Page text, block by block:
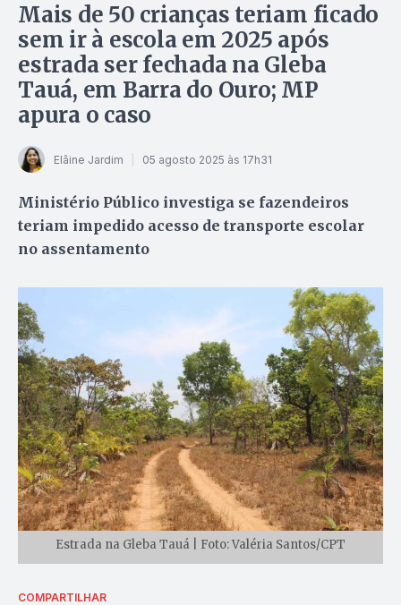
Mais de 50 crianças teriam ficado
sem ir à escola em 2025 após
estrada ser fechada na Gleba
Tauá, em Barra do Ouro; MP
apura o caso
Elâine Jardim 05 agosto 2025 às 17h31
Ministério Público investiga se fazendeiros
teriam impedido acesso de transporte escolar
no assentamento
Estrada na Gleba Tauá | Foto: Valéria Santos/CPT
COMPARTILHAR